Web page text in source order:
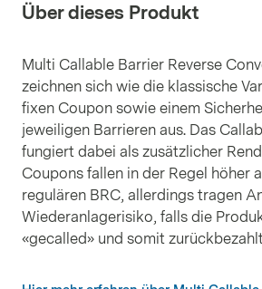
Über dieses Produkt
Multi Callable Barrier Reverse
zeichnen sich wie die klassische
fixen Coupon sowie einem
jeweiligen Barrieren aus. Das
fungiert dabei als zusätzlicher
Coupons fallen in der Regel höher
regulären BRC, allerdings tragen
Wiederanlagerisiko, falls die
«gecalled» und somit